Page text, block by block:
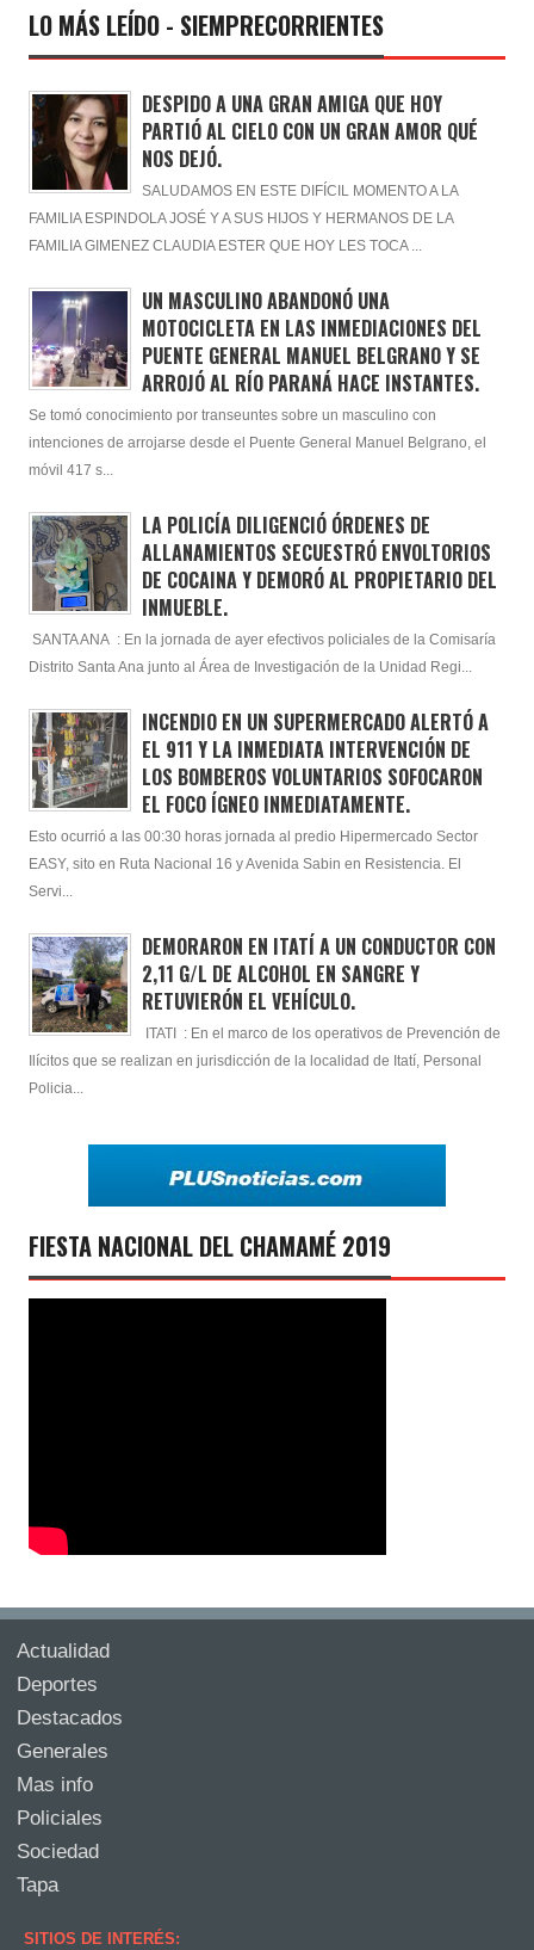
LO MÁS LEÍDO - SIEMPRECORRIENTES
DESPIDO A UNA GRAN AMIGA QUE HOY
PARTIÓ AL CIELO CON UN GRAN AMOR QUÉ
NOS DEJÓ.
SALUDAMOS EN ESTE DIFÍCIL MOMENTO A LA
FAMILIA ESPINDOLA JOSÉ Y A SUS HIJOS Y HERMANOS DE LA
FAMILIA GIMENEZ CLAUDIA ESTER QUE HOY LES TOCA ...
UN MASCULINO ABANDONÓ UNA
MOTOCICLETA EN LAS INMEDIACIONES DEL
PUENTE GENERAL MANUEL BELGRANO Y SE
ARROJÓ AL RÍO PARANÁ HACE INSTANTES.
Se tomó conocimiento por transeuntes sobre un masculino con
intenciones de arrojarse desde el Puente General Manuel Belgrano, el
móvil 417 s...
LA POLICÍA DILIGENCIÓ ÓRDENES DE
ALLANAMIENTOS SECUESTRÓ ENVOLTORIOS
DE COCAINA Y DEMORÓ AL PROPIETARIO DEL
INMUEBLE.
SANTA ANA : En la jornada de ayer efectivos policiales de la Comisaría
Distrito Santa Ana junto al Área de Investigación de la Unidad Regi...
INCENDIO EN UN SUPERMERCADO ALERTÓ A
EL 911 Y LA INMEDIATA INTERVENCIÓN DE
LOS BOMBEROS VOLUNTARIOS SOFOCARON
EL FOCO ÍGNEO INMEDIATAMENTE.
Esto ocurrió a las 00:30 horas jornada al predio Hipermercado Sector
EASY, sito en Ruta Nacional 16 y Avenida Sabin en Resistencia. El
Servi...
DEMORARON EN ITATÍ A UN CONDUCTOR CON
2,11 G/L DE ALCOHOL EN SANGRE Y
RETUVIERÓN EL VEHÍCULO.
ITATI : En el marco de los operativos de Prevención de
Ilícitos que se realizan en jurisdicción de la localidad de Itatí, Personal
Policia...
FIESTA NACIONAL DEL CHAMAMÉ 2019
Actualidad
Deportes
Destacados
Generales
Mas info
Policiales
Sociedad
Tapa
SITIOS DE INTERÉS: